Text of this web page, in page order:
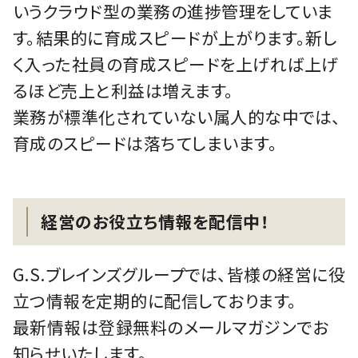
いうクラウド型の業務の進捗管理をしていま
す。結果的に育成スピードが上がります。新し
く入った社員の育成スピードを上げれば上げ
るほど売上と利益は増えます。
業務が標準化されていない属人的な中では、
育成のスピードは落ちてしまいます。
経営のお役立ち情報を配信中！
G.S.ブレインズグループでは、皆様の経営に役
立つ情報を定期的に配信しております。
最新情報は登録無料のメールマガジンでお